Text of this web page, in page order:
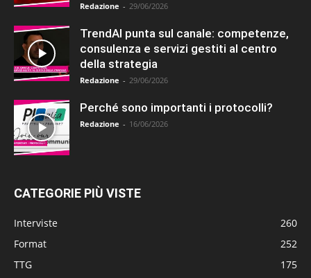
Redazione - 29/06/2026
TrendAI punta sul canale: competenze,
consulenza e servizi gestiti al centro
della strategia
Redazione - 29/06/2026
Perché sono importanti i protocolli?
Redazione - 16/06/2026
CATEGORIE PIÙ VISTE
Interviste
260
Format
252
TTG
175